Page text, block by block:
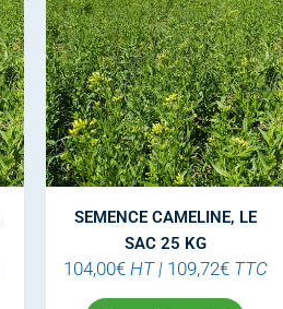
SEMENCE CAMELINE, LE
SAC 25 KG
104,00€ HT | 109,72€ TTC